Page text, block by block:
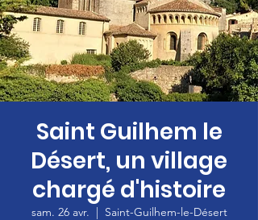
Saint Guilhem le
Désert, un village
chargé d'histoire
sam. 26 avr.
  |
Saint-Guilhem-le-Désert